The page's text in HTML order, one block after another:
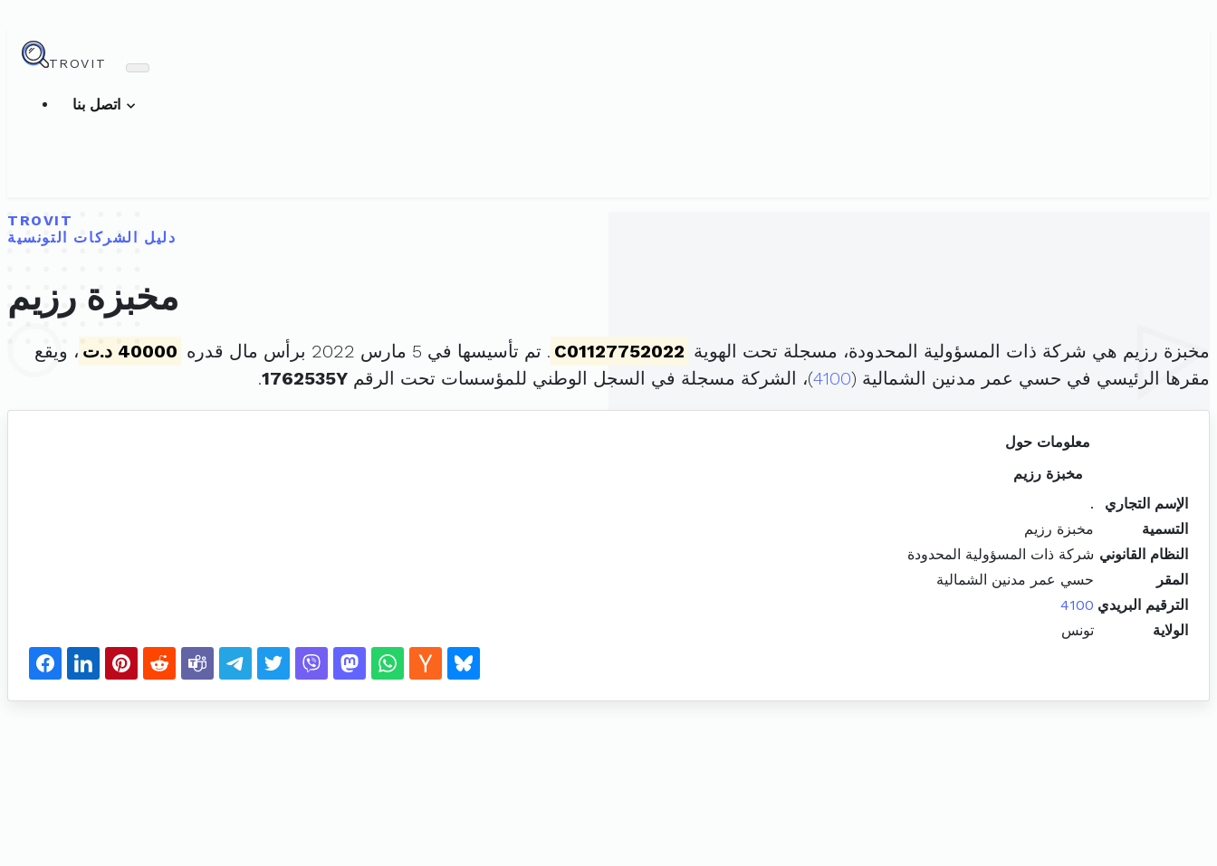
TROVIT
TROVIT
دليل الشركات التونسية
مخبزة رزيم
مخبزة رزيم هي شركة ذات المسؤولية المحدودة، مسجلة تحت الهوية C01127752022 . تم تأسيسها في 5 مارس 2022 برأس مال قدره 40000 د.ت
، ويقع
مقرها الرئيسي في حسي عمر مدنين الشمالية (4100)، الشركة مسجلة في السجل الوطني للمؤسسات تحت الرقم 1762535Y
.
معلومات حول
مخبزة رزيم
الإسم التجاري
.
التسمية
مخبزة رزيم
النظام القانوني شركة ذات المسؤولية المحدودة
المقر
حسي عمر مدنين الشمالية
الترقيم البريدي 4100
الولاية
تونس